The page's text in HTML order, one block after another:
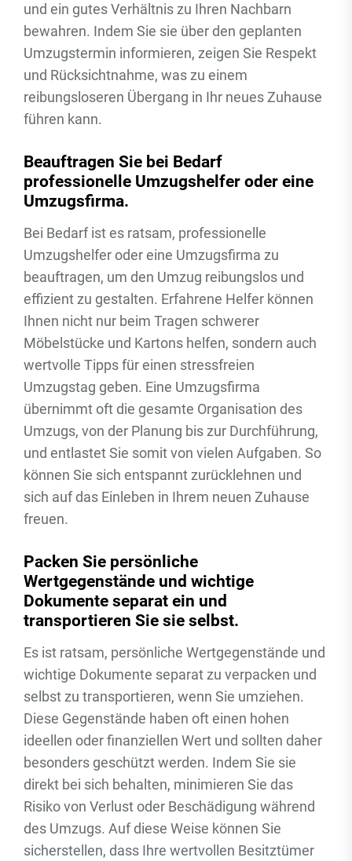
und ein gutes Verhältnis zu Ihren Nachbarn
bewahren. Indem Sie sie über den geplanten
Umzugstermin informieren, zeigen Sie Respekt
und Rücksichtnahme, was zu einem
reibungsloseren Übergang in Ihr neues Zuhause
führen kann.
Beauftragen Sie bei Bedarf
professionelle Umzugshelfer oder eine
Umzugsfirma.
Bei Bedarf ist es ratsam, professionelle
Umzugshelfer oder eine Umzugsfirma zu
beauftragen, um den Umzug reibungslos und
effizient zu gestalten. Erfahrene Helfer können
Ihnen nicht nur beim Tragen schwerer
Möbelstücke und Kartons helfen, sondern auch
wertvolle Tipps für einen stressfreien
Umzugstag geben. Eine Umzugsfirma
übernimmt oft die gesamte Organisation des
Umzugs, von der Planung bis zur Durchführung,
und entlastet Sie somit von vielen Aufgaben. So
können Sie sich entspannt zurücklehnen und
sich auf das Einleben in Ihrem neuen Zuhause
freuen.
Packen Sie persönliche
Wertgegenstände und wichtige
Dokumente separat ein und
transportieren Sie sie selbst.
Es ist ratsam, persönliche Wertgegenstände und
wichtige Dokumente separat zu verpacken und
selbst zu transportieren, wenn Sie umziehen.
Diese Gegenstände haben oft einen hohen
ideellen oder finanziellen Wert und sollten daher
besonders geschützt werden. Indem Sie sie
direkt bei sich behalten, minimieren Sie das
Risiko von Verlust oder Beschädigung während
des Umzugs. Auf diese Weise können Sie
sicherstellen, dass Ihre wertvollen Besitztümer